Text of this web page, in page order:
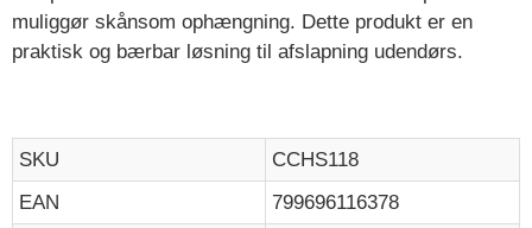
muliggør skånsom ophængning. Dette produkt er en
praktisk og bærbar løsning til afslapning udendørs.
SKU
CCHS118
EAN
799696116378